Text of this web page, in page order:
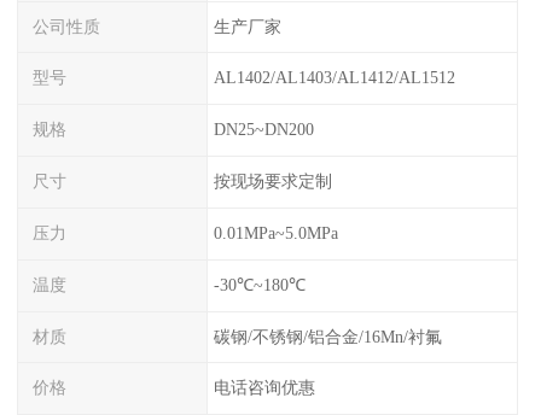
公司性质 生产厂家
型号 AL1402/AL1403/AL1412/AL1512
规格 DN25~DN200
尺寸 按现场要求定制
压力 0.01MPa~5.0MPa
温度 -30℃~180℃
材质 碳钢/不锈钢/铝合金/16Mn/衬氟
价格 电话咨询优惠